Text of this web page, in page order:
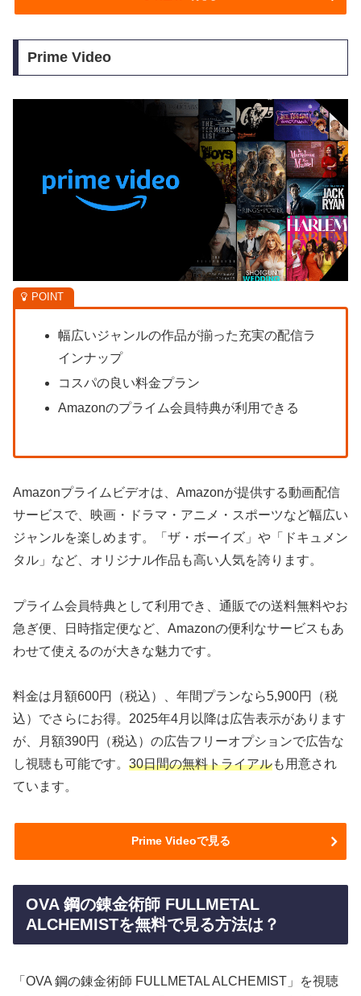
Prime Video
幅広いジャンルの作品が揃った充実の配信ラ
インナップ
コスパの良い料金プラン
Amazonのプライム会員特典が利用できる
Amazonプライムビデオは、Amazonが提供する動画配信
サービスで、映画・ドラマ・アニメ・スポーツなど幅広い
ジャンルを楽しめます。「ザ・ボーイズ」や「ドキュメン
タル」など、オリジナル作品も高い人気を誇ります。
プライム会員特典として利用でき、通販での送料無料やお
急ぎ便、日時指定便など、Amazonの便利なサービスもあ
わせて使えるのが大きな魅力です。
料金は月額600円（税込）、年間プランなら5,900円（税
込）でさらにお得。2025年4月以降は広告表示があります
が、月額390円（税込）の広告フリーオプションで広告な
し視聴も可能です。 30日間の無料トライアルも用意され
ています。
Prime Videoで見る
OVA 鋼の錬金術師 FULLMETAL
ALCHEMISTを無料で見る方法は？
「OVA 鋼の錬金術師 FULLMETAL ALCHEMIST」を視聴